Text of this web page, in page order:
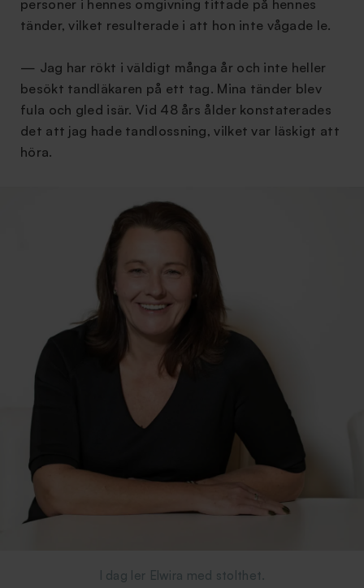
personer i hennes omgivning tittade på hennes
tänder, vilket resulterade i att hon inte vågade le.
— Jag har rökt i väldigt många år och inte heller
besökt tandläkaren på ett tag. Mina tänder blev
fula och gled isär. Vid 48 års ålder konstaterades
det att jag hade tandlossning, vilket var läskigt att
höra.
I dag ler Elwira med stolthet.